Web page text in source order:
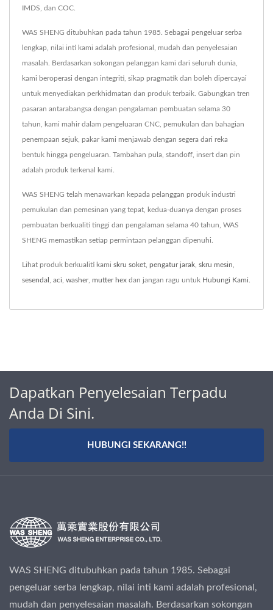
IMDS, dan COC.
WAS SHENG ditubuhkan pada tahun 1985. Sebagai pengeluar serba
lengkap, nilai inti kami adalah profesional, mudah dan penyelesaian
masalah. Berdasarkan sokongan pelanggan kami dari seluruh dunia,
kami beroperasi dengan integriti, sikap pragmatik dan boleh dipercayai
untuk menyediakan perkhidmatan dan produk terbaik. Gabungkan tren
pasaran antarabangsa dengan pengalaman pembuatan selama 30
tahun, kami mahir dalam pengeluaran CNC, pemukulan dan bahagian
penempaan sejuk, pakar kami menjawab dengan segera dari reka
bentuk hingga pengeluaran. Tambahan pula, standoff, insert dan pin
adalah produk terkenal kami.
WAS SHENG telah menawarkan kepada pelanggan produk industri
pemukulan dan pemesinan yang tepat, kedua-duanya dengan proses
pembuatan berkualiti tinggi dan pengalaman selama 40 tahun, WAS
SHENG memastikan setiap permintaan pelanggan dipenuhi.
Lihat produk berkualiti kami skru soket pengatur jarak skru mesin
sesendal aci washer, mutter hex dan jangan ragu untuk Hubungi Kami
Dapatkan Penyelesaian Terpadu
Anda Di Sini.
HUBUNGI SEKARANG!!
WAS SHENG ditubuhkan pada tahun 1985. Sebagai
pengeluar serba lengkap, nilai inti kami adalah profesional,
mudah dan penyelesaian masalah. Berdasarkan sokongan